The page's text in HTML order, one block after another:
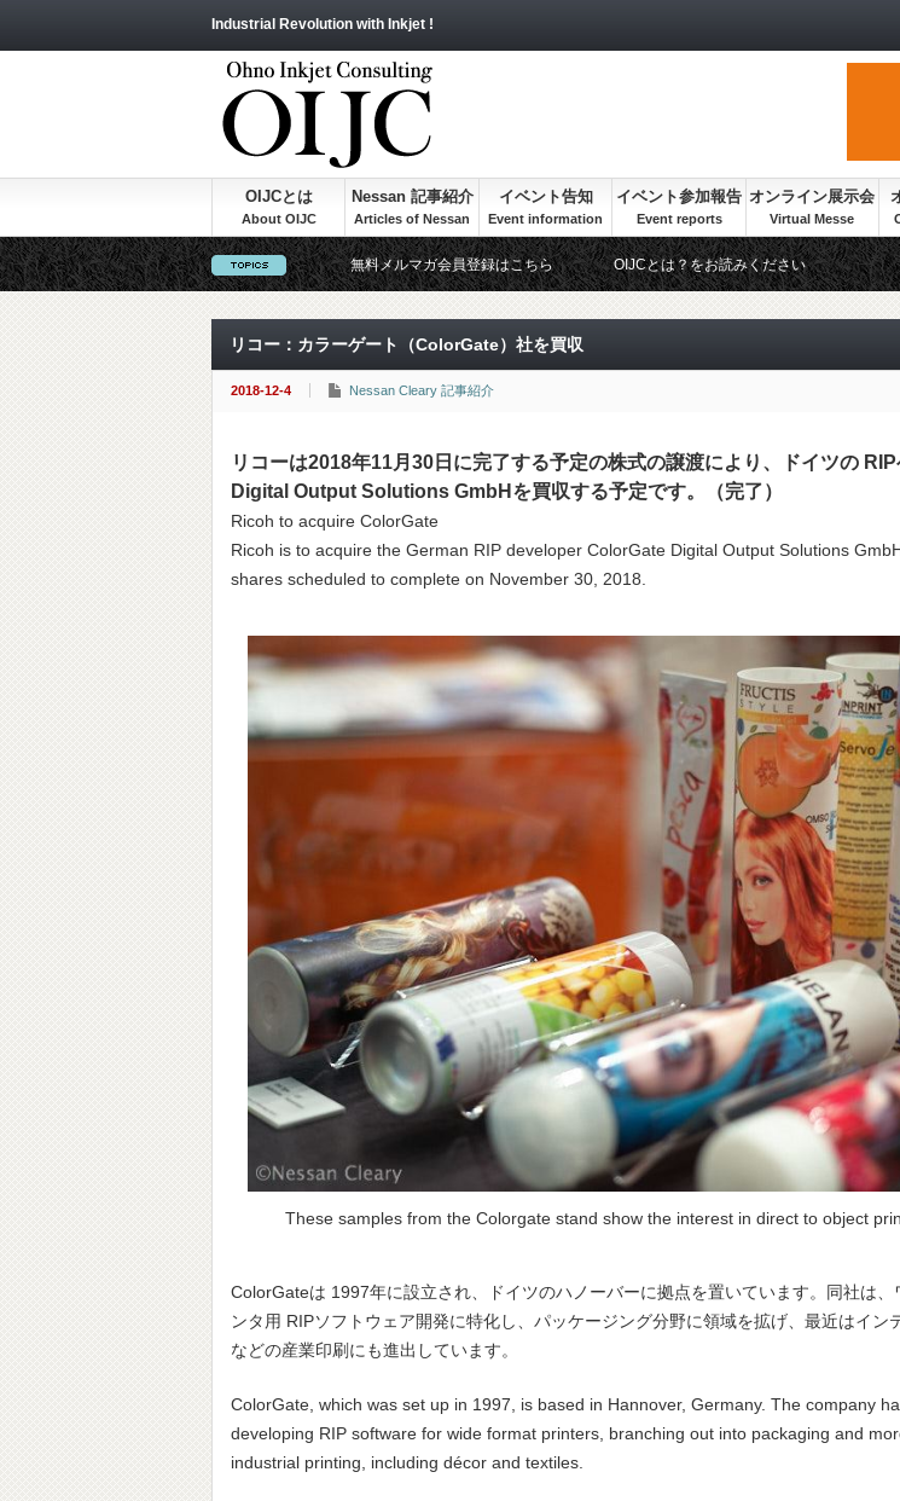
Industrial Revolution with Inkjet !
OIJCとは Nessan 記事紹介 イベント告知 イベント参加報告 オンライン展示会
無料メルマガ会員登録はこちら OIJCとは？をお読みください
リコー：カラーゲート（ColorGate）社を買収
2018-12-4 Nessan Cleary 記事紹介
リコーは2018年11月30日に完了する予定の株式の譲渡により、ドイツの
Digital Output Solutions GmbHを買収する予定です。（完了）
Ricoh to acquire ColorGate
Ricoh is to acquire the German RIP developer ColorGate Digital Output Solutions
shares scheduled to complete on November 30, 2018.
These samples from the Colorgate stand show the interest in direct to object
ColorGateは 1997年に設立され、ドイツのハノーバーに拠点を置いています。同社は、
ンタ用 RIPソフトウェア開発に特化し、パッケージング分野に領域を拡げ、最近はイン
などの産業印刷にも進出しています。
ColorGate, which was set up in 1997, is based in Hannover, Germany. The company
developing RIP software for wide format printers, branching out into packaging and
industrial printing, including décor and textiles.